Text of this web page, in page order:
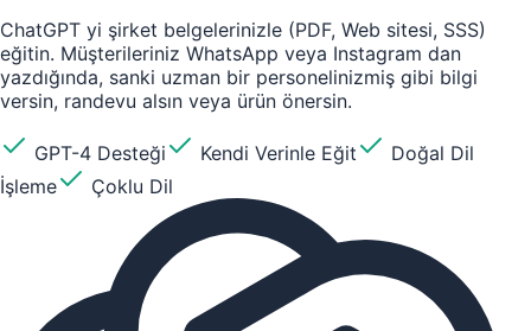
ChatGPT yi şirket belgelerinizle (PDF, Web sitesi, SSS)
eğitin. Müşterileriniz WhatsApp veya Instagram dan
yazdığında, sanki uzman bir personelinizmiş gibi bilgi
versin, randevu alsın veya ürün önersin.
GPT-4 Desteği Kendi Verinle Eğit
Doğal Dil
İşleme
Çoklu Dil